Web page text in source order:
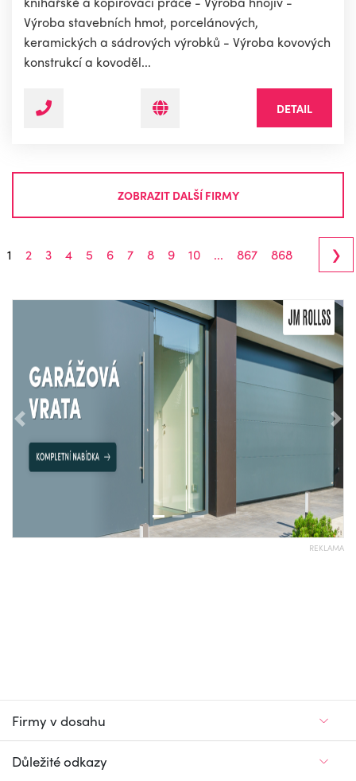
Výroba stavebních hmot, porcelánových,
keramických a sádrových výrobků - Výroba kovových
konstrukcí a kovoděl...
DETAIL
ZOBRAZIT DALŠÍ FIRMY
1 2 3 4 5 6 7 8 9 10 ... 867 868 ›
Předchozí
REKLAMA
Firmy v dosahu
Důležité odkazy